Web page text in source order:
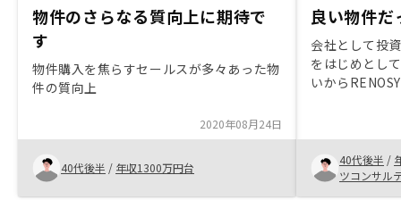
物件のさらなる質向上に期待で
す
物件購入を焦らすセールスが多々あった物
件の質向上
2020年08月24日
40代後半 / 年収1300万円台
良い物件だ
会社として投
をはじめとし
いから
れると感じて
40代後半 /
ツコンサル